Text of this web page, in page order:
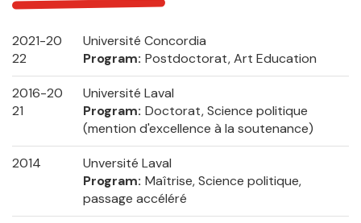
2021-20
22
Université Concordia
Program Postdoctorat, Art Education
2016-20
21
Université Laval
Program Doctorat, Science politique
(mention d'excellence à la soutenance)
2014
Unversité Laval
Program Maîtrise, Science politique,
passage accéléré